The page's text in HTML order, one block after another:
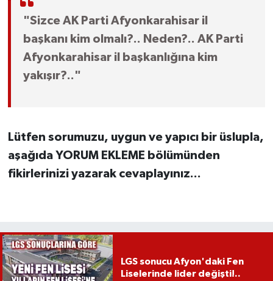
"Sizce AK Parti Afyonkarahisar il
başkanı kim olmalı?.. Neden?.. AK Parti
Afyonkarahisar il başkanlığına kim
yakışır?.."
Lütfen sorumuzu, uygun ve yapıcı bir üslupla,
aşağıda YORUM EKLEME bölümünden
fikirlerinizi yazarak cevaplayınız...
LGS sonucu Afyon'daki Fen
Liselerinde lider değişti!..